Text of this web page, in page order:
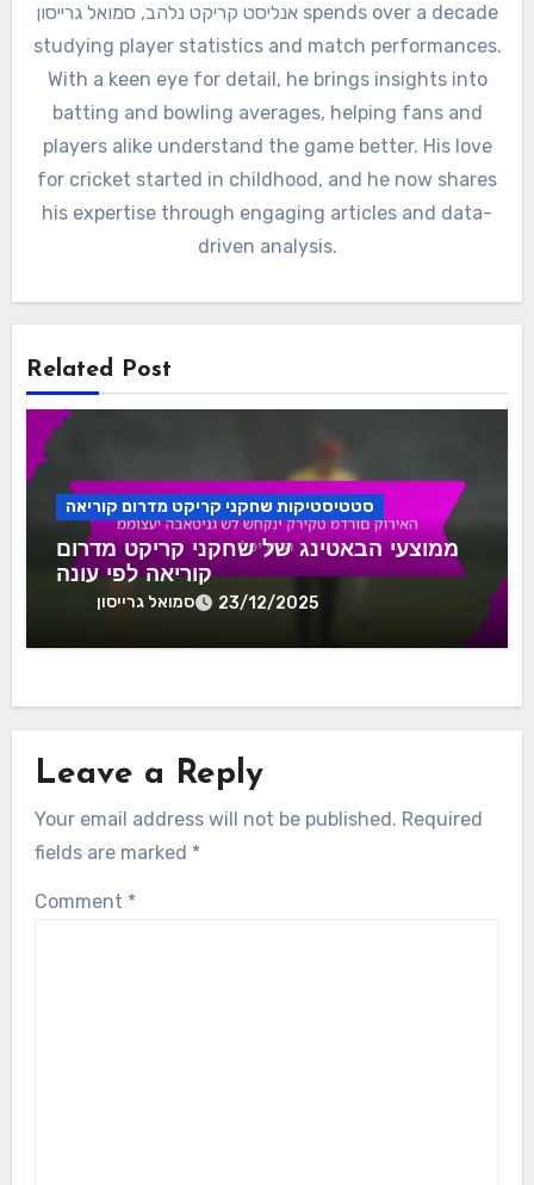
אנליסט קריקט נלהב, סמואל גרייסון spends over a decade
studying player statistics and match performances.
With a keen eye for detail, he brings insights into
batting and bowling averages, helping fans and
players alike understand the game better. His love
for cricket started in childhood, and he now shares
his expertise through engaging articles and data-
driven analysis.
Related Post
סטטיסטיקות שחקני קריקט מדרום קוריאה
ממוצעי הבאטינג של שחקני קריקט מדרום
קוריאה לפי עונה
סמואל גרייסון 23/12/2025
Leave a Reply
Your email address will not be published. Required
fields are marked *
Comment *